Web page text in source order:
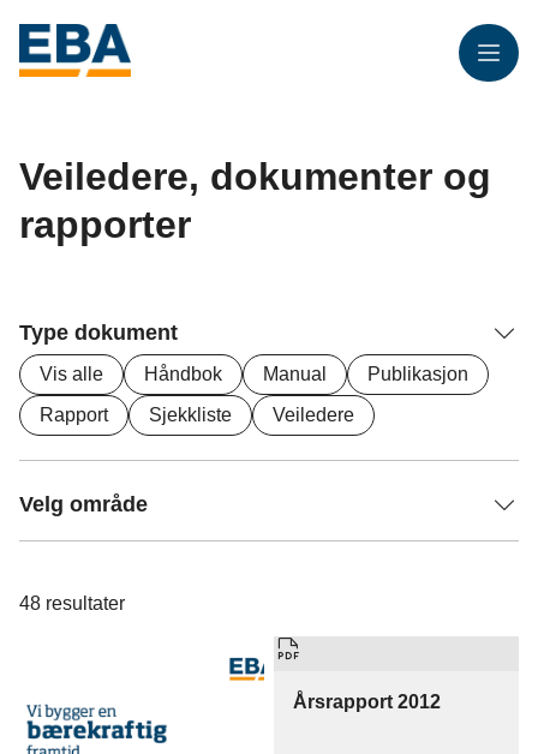
Meny
Veiledere, dokumenter og
rapporter
Type dokument
Vis alle Håndbok Manual
Publikasjon
Rapport
Sjekkliste Veiledere
Velg område
48 resultater
Årsrapport 2012